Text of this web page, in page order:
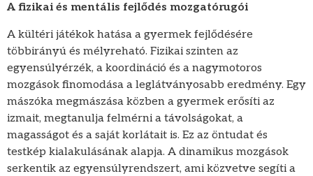
A fizikai és mentális fejlődés mozgatórugói
A kültéri játékok hatása a gyermek fejlődésére
többirányú és mélyreható. Fizikai szinten az
egyensúlyérzék, a koordináció és a nagymotoros
mozgások finomodása a leglátványosabb eredmény. Egy
mászóka megmászása közben a gyermek erősíti az
izmait, megtanulja felmérni a távolságokat, a
magasságot és a saját korlátait is. Ez az öntudat és
testkép kialakulásának alapja. A dinamikus mozgások
serkentik az egyensúlyrendszert, ami közvetve segíti a